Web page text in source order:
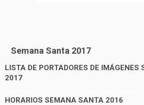
Semana Santa 2017
LISTA DE PORTADORES DE
2017
HORARIOS SEMANA SANTA 2016